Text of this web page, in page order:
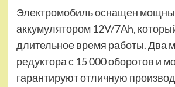
Электромобиль оснащен
аккумулятором 12V/7Ah,
длительное время работы. Два
редуктора с 15 000 оборотов и
гарантируют отличную